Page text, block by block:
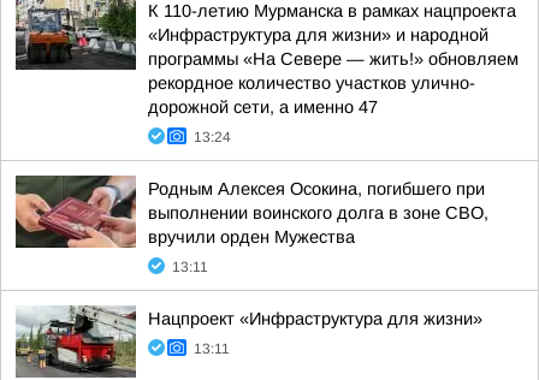
К 110-летию Мурманска в рамках нацпроекта
«Инфраструктура для жизни» и народной
программы «На Севере — жить!» обновляем
рекордное количество участков улично-
дорожной сети, а именно 47
13:24
Родным Алексея Осокина, погибшего при
выполнении воинского долга в зоне СВО,
вручили орден Мужества
13:11
Нацпроект «Инфраструктура для жизни»
13:11